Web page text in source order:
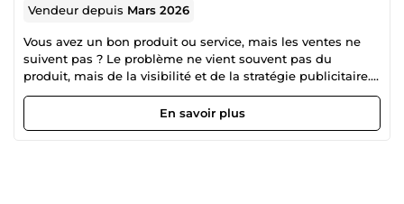
Vendeur depuis Mars 2026
Vous avez un bon produit ou service, mais les ventes ne
suivent pas ? Le problème ne vient souvent pas du
produit, mais de la visibilité et de la stratégie publicitaire.
Je suis Media Buyer spécialisé dans la création et
l’optimisation de campagnes publicitaires rentables pour
aider les entreprises, coachs et e-commerçants à attirer
En savoir plus